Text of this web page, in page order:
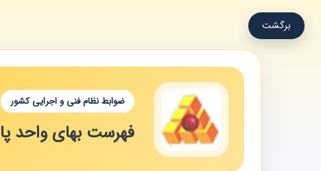
برگشت
ضوابط نظام فنی و اجرایی کشور
فهرست‌ بهای واحد